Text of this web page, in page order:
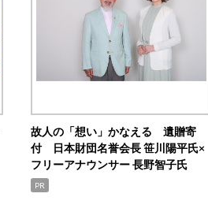
故人の「想い」かなえる 遺贈寄
付 日本財団名誉会長 笹川陽平氏×
フリーアナウンサー 長野智子氏
PR